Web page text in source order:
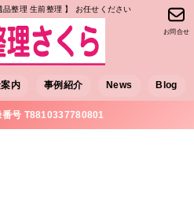
整理 生前整理 】 お任せください
内 事例紹介 News Blog
お問合せ
番号 T8810337780801